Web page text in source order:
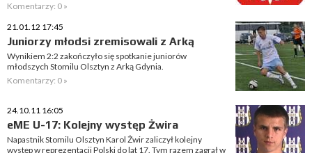
Komentarzy: 0 »
21.01.12 17:45
Juniorzy młodsi zremisowali z Arką
Wynikiem 2:2 zakończyło się spotkanie juniorów
młodszych Stomilu Olsztyn z Arką Gdynia.
Komentarzy: 0 »
24.10.11 16:05
eME U-17: Kolejny występ Żwira
Napastnik Stomilu Olsztyn Karol Żwir zaliczył kolejny
występ w reprezentacji Polski do lat 17. Tym razem zagrał w